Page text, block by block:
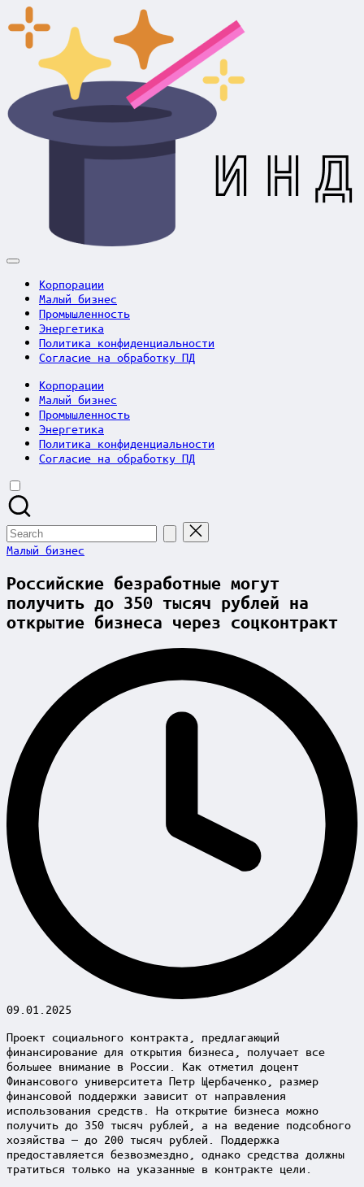
Skip
to
content
Индустрия
фокусеКорпорации
Малый бизнес
Промышленность
Энергетика
Политика конфиденциальности
Согласие на обработку ПД
Корпорации
Малый бизнес
Промышленность
Энергетика
Политика конфиденциальности
Согласие на обработку ПД
Search
for:
Posted
Малый бизнес
Российские безработные могут
получить до 350 тысяч рублей на
открытие бизнеса через соцконтракт
09.01.2025
Проект социального контракта, предлагающий
финансирование для открытия бизнеса, получает все
большее внимание в России. Как отметил доцент
Финансового университета Петр Щербаченко, размер
финансовой поддержки зависит от направления
использования средств. На открытие бизнеса можно
получить до 350 тысяч рублей, а на ведение подсобного
хозяйства — до 200 тысяч рублей. Поддержка
предоставляется безвозмездно, однако средства должны
тратиться только на указанные в контракте цели.